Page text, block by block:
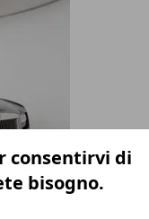
consentirvi di
bisogno.